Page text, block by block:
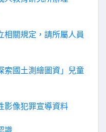
相關規定，請所屬人員
索國土測繪圖資」兒童
影像犯罪宣導資料
識